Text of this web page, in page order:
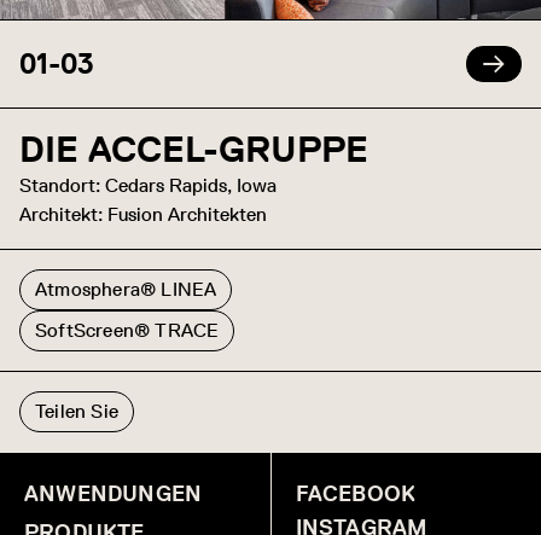
01-03
DIE ACCEL-GRUPPE
Standort: Cedars Rapids, Iowa
Architekt: Fusion Architekten
Atmosphera® LINEA
SoftScreen® TRACE
Teilen Sie
ANWENDUNGEN
FACEBOOK
INSTAGRAM